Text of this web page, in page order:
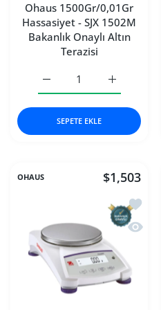
Ohaus 1500Gr/0,01Gr
Hassasiyet - SJX 1502M
Bakanlık Onaylı Altın
Terazisi
Ohaus
Ohaus 1500Gr/0,01Gr
SEPETE EKLE
OHAUS $1,503
İstek
Hızlı